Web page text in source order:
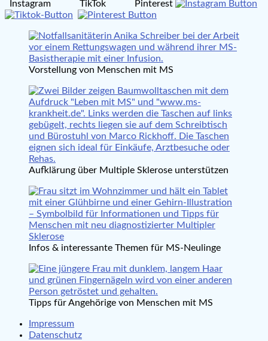
Instagram TikTok Pinterest
Vorstellung von Menschen mit MS
Aufklärung über Multiple Sklerose unterstützen
Infos & interessante Themen für MS-Neulinge
Tipps für Angehörige von Menschen mit MS
Impressum
Datenschutz